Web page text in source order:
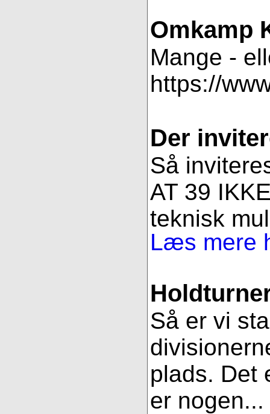
Omkamp
Mange -
https://
Der
Så
AT 39
teknisk
Læs mere
Så er vi
plads. Det
er nogen...